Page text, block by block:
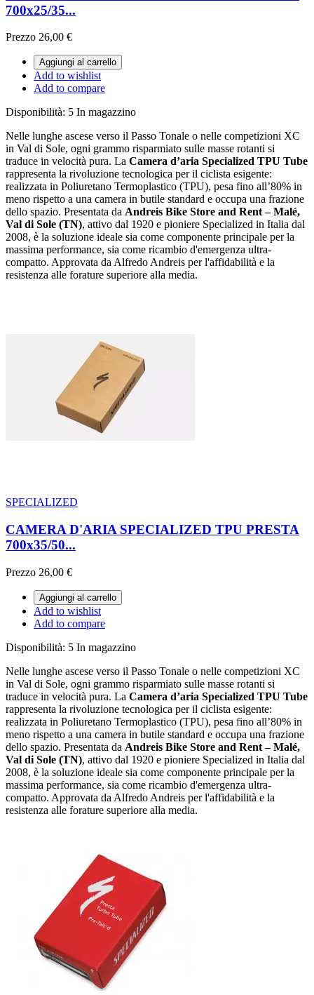
700x25/35...
Prezzo 26,00 €
Aggiungi al carrello
Add to wishlist
Add to compare
Disponibilità: 5 In magazzino
Nelle lunghe ascese verso il Passo Tonale o nelle competizioni XC
in Val di Sole, ogni grammo risparmiato sulle masse rotanti si
traduce in velocità pura. La Camera d’aria Specialized TPU Tube
rappresenta la rivoluzione tecnologica per il ciclista esigente:
realizzata in Poliuretano Termoplastico (TPU), pesa fino all’80% in
meno rispetto a una camera in butile standard e occupa una frazione
dello spazio. Presentata da Andreis Bike Store and Rent – Malé,
Val di Sole (TN), attivo dal 1920 e pioniere Specialized in Italia dal
2008, è la soluzione ideale sia come componente principale per la
massima performance, sia come ricambio d'emergenza ultra-
compatto. Approvata da Alfredo Andreis per l'affidabilità e la
resistenza alle forature superiore alla media.
SPECIALIZED
CAMERA D'ARIA SPECIALIZED TPU PRESTA
700x35/50...
Prezzo 26,00 €
Aggiungi al carrello
Add to wishlist
Add to compare
Disponibilità: 5 In magazzino
Nelle lunghe ascese verso il Passo Tonale o nelle competizioni XC
in Val di Sole, ogni grammo risparmiato sulle masse rotanti si
traduce in velocità pura. La Camera d’aria Specialized TPU Tube
rappresenta la rivoluzione tecnologica per il ciclista esigente:
realizzata in Poliuretano Termoplastico (TPU), pesa fino all’80% in
meno rispetto a una camera in butile standard e occupa una frazione
dello spazio. Presentata da Andreis Bike Store and Rent – Malé,
Val di Sole (TN), attivo dal 1920 e pioniere Specialized in Italia dal
2008, è la soluzione ideale sia come componente principale per la
massima performance, sia come ricambio d'emergenza ultra-
compatto. Approvata da Alfredo Andreis per l'affidabilità e la
resistenza alle forature superiore alla media.